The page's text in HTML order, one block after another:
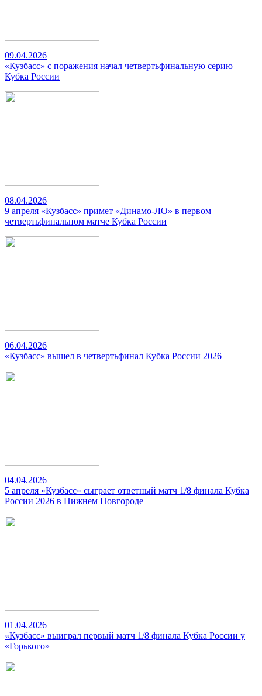
09.04.2026
«Кузбасс» с поражения начал четвертьфинальную серию
Кубка России
08.04.2026
9 апреля «Кузбасс» примет «Динамо-ЛО» в первом
четвертьфинальном матче Кубка России
06.04.2026
«Кузбасс» вышел в четвертьфинал Кубка России 2026
04.04.2026
5 апреля «Кузбасс» сыграет ответный матч 1/8 финала Кубка
России 2026 в Нижнем Новгороде
01.04.2026
«Кузбасс» выиграл первый матч 1/8 финала Кубка России у
«Горького»